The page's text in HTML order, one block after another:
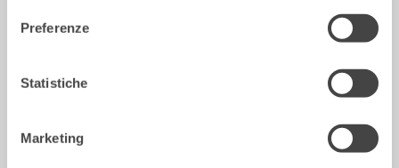
Preferenze
Statistiche
Marketing